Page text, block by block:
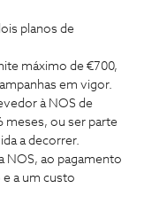
planos de
máximo de €700,
em vigor.
à NOS de
meses, ou ser parte
a decorrer.
NOS, ao pagamento
a um custo